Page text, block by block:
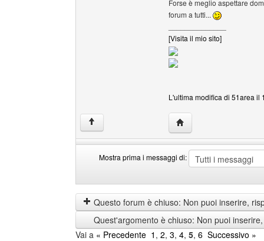
Forse è meglio aspettare
forum a tutti...
[Visita il mio sito]
L'ultima modifica di 51area il
↑ HomePage: 51area
Mostra prima i messaggi di:
prima
i
messaggi
di
by
Questo forum è chiuso: Non puoi inserire,
Quest'argomento è chiuso: Non puoi
Vai a « Precedente 1 , 2, 3, 4, 5, 6 Successivo »